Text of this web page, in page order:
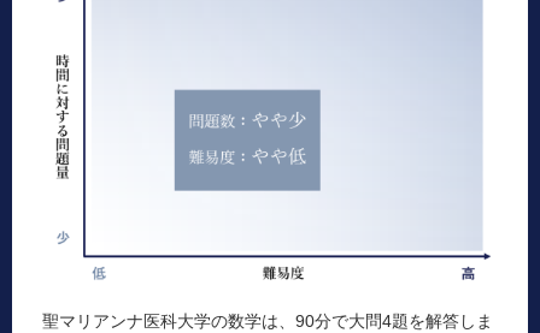
聖マリアンナ医科大学の数学は、90分で大問4題を解答しま